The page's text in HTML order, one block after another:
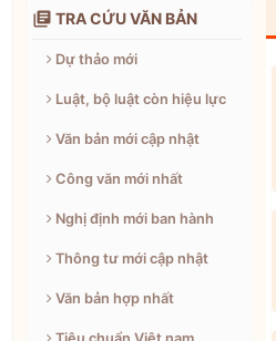
 TRA CỨU VĂN BẢN
Dự thảo mới
Luật, bộ luật còn hiệu lực
Văn bản mới cập nhật
Công văn mới nhất
Nghị định mới ban hành
Thông tư mới cập nhật
Văn bản hợp nhất